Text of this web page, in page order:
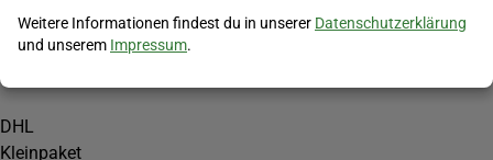
PayPal
Vorkasse
Versand
DHL
Kleinpaket
Weitere Informationen findest du in unserer Datenschutzerklärung
und unserem Impressum.